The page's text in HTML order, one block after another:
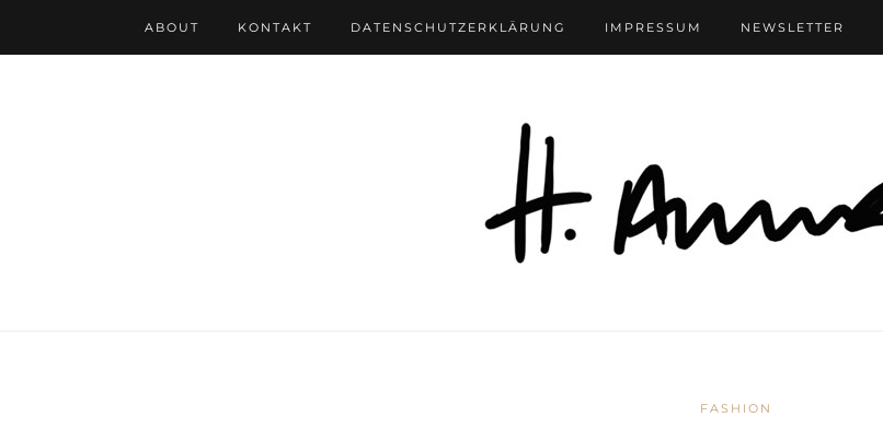
ABOUT KONTAKT DATENSCHUTZERKLÄRUNG IMPRESSUM NEWSLETTER
FASHION